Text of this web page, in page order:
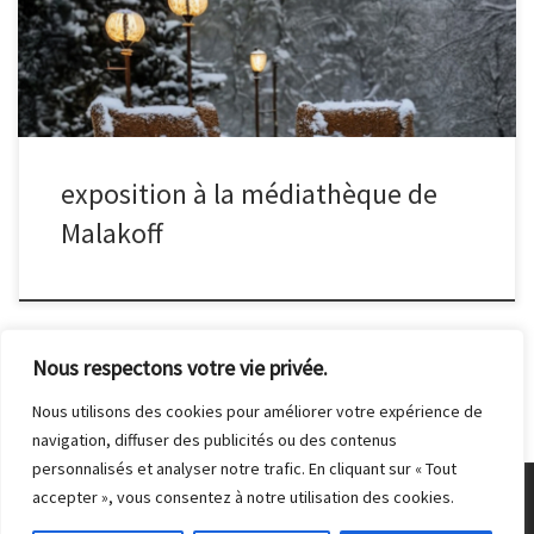
Nous respectons votre vie privée.
Nous utilisons des cookies pour améliorer votre expérience de
navigation, diffuser des publicités ou des contenus
personnalisés et analyser notre trafic. En cliquant sur « Tout
accepter », vous consentez à notre utilisation des cookies.
carte blanche au club photo du 14/12 au 20/01/2024 pour
participer à la décoration du lieu.
exposition à la médiathèque de
Malakoff
© 2026Club Photo de Malakoff– Tous droits réservés